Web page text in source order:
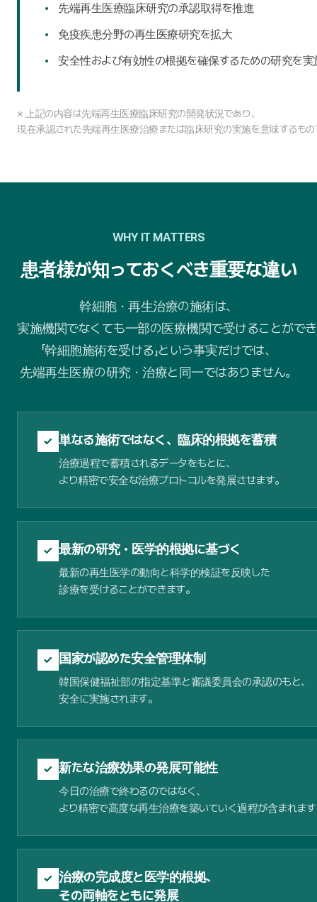
先端再生医療臨床研究の承認取得を推進
免疫疾患分野の再生医療研究を拡大
安全性および有効性の根拠を確保するための研究を実
※ 上記の内容は先端再生医療臨床研究の開発状況であり、
現在承認された先端再生医療治療または臨床研究の実施を意味するもの
WHY IT MATTERS
患者様が知っておくべき重要な違い
幹細胞・再生治療の施術は、
実施機関でなくても一部の医療機関で受けることがで
「幹細胞施術を受ける」という事実だけでは、
先端再生医療の研究・治療と同一ではありません。
✓ 単なる施術ではなく、臨床的根拠を蓄積
治療過程で蓄積されるデータをもとに、
より精密で安全な治療プロトコルを発展させます。
✓ 最新の研究・医学的根拠に基づく
最新の再生医学の動向と科学的検証を反映した
診療を受けることができます。
✓ 国家が認めた安全管理体制
韓国保健福祉部の指定基準と審議委員会の承認のもと、
安全に実施されます。
✓ 新たな治療効果の発展可能性
今日の治療で終わるのではなく、
より精密で高度な再生治療を築いていく過程が含まれま
✓ 治療の完成度と医学的根拠、
その両軸をともに発展